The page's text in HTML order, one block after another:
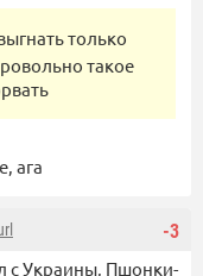
только
такое
ага
-3
с Украины, Пшонки-